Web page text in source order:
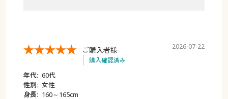
ご購入者様
購入確認済み
2026-07-22
年代: 60代
性別: 女性
身長: 160～165cm